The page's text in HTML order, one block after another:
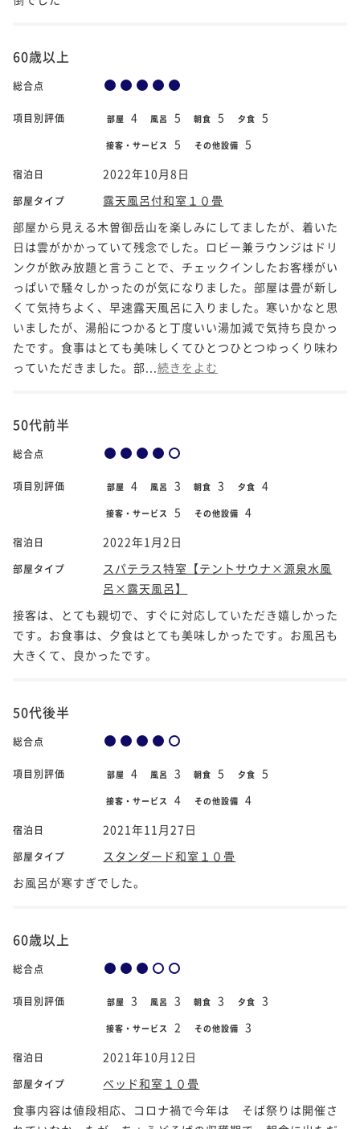
60歳以上
総合点
項目別評価 部屋 4 風呂 5 朝食 5 夕食 5
接客・サービス 5 その他設備 5
宿泊日 2022年10月8日
部屋タイプ
露天風呂付和室１０畳
部屋から見える木曽御岳山を楽しみにしてましたが、着いた
日は雲がかかっていて残念でした。ロビー兼ラウンジはドリ
ンクが飲み放題と言うことで、チェックインしたお客様がい
っぱいで騒々しかったのが気になりました。部屋は畳が新し
くて気持ちよく、早速露天風呂に入りました。寒いかなと思
いましたが、湯船につかると丁度いい湯加減で気持ち良かっ
たです。食事はとても美味しくてひとつひとつゆっくり味わ
っていただきました。部... 続きをよむ
50代前半
総合点
項目別評価 部屋 4 風呂 3 朝食 3 夕食 4
接客・サービス 5 その他設備 4
宿泊日 2022年1月2日
部屋タイプ
スパテラス特室【テントサウナ×源泉水風
呂×露天風呂】
接客は、とても親切で、すぐに対応していただき嬉しかった
です。お食事は、夕食はとても美味しかったです。お風呂も
大きくて、良かったです。
50代後半
総合点
項目別評価 部屋 4 風呂 3 朝食 5 夕食 5
接客・サービス 4 その他設備 4
宿泊日 2021年11月27日
部屋タイプ
スタンダード和室１０畳
お風呂が寒すぎでした。
60歳以上
総合点
項目別評価 部屋 3 風呂 3 朝食 3 夕食 3
接客・サービス 2 その他設備 3
宿泊日 2021年10月12日
部屋タイプ
ベッド和室１０畳
食事内容は値段相応、コロナ禍で今年は そば祭りは開催さ